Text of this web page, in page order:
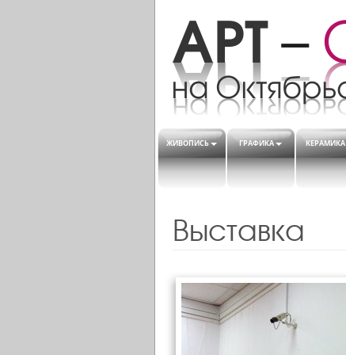
ЖИВОПИСЬ ГРАФИКА КЕРАМИКА
Выставка